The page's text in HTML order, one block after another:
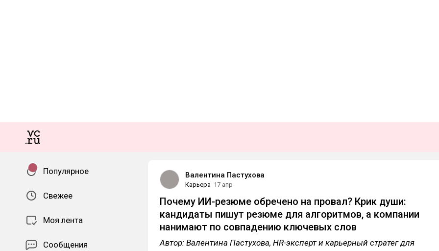
Популярное
Свежее
Моя лента
Сообщения
Валентина Пастухова
Карьера 17 апр
Почему ИИ-резюме обречено на провал? Крик души:
кандидаты пишут резюме для алгоритмов, а компании
нанимают по совпадению ключевых слов
Автор: Валентина Пастухова, HR-эксперт и карьерный стратег для